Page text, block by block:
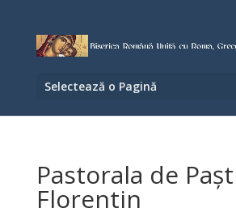
Selectează o Pagină
Pastorala de
Florentin